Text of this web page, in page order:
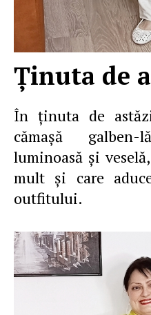
Ţinuta de
În ţinuta de
cămaşă
luminoasă şi
mult şi care
outfitului.